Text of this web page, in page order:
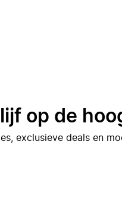
op de
exclusieve deals en